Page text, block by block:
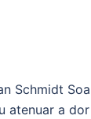
Schmidt
a